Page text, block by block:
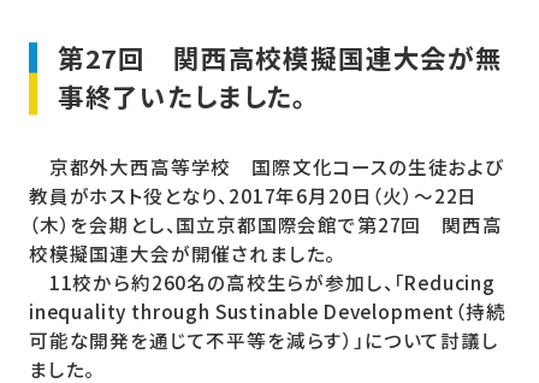
第27回 関西高校模擬国連大会が無
事終了いたしました。
京都外大西高等学校 国際文化コースの生徒および
教員がホスト役となり、2017年6月20日（火）～22日
（木）を会期とし、国立京都国際会館で第27回 関西高
校模擬国連大会が開催されました。
11校から約260名の高校生らが参加し、「Reducing
inequality through Sustinable Development（持続
可能な開発を通じて不平等を減らす）」について討議し
ました。